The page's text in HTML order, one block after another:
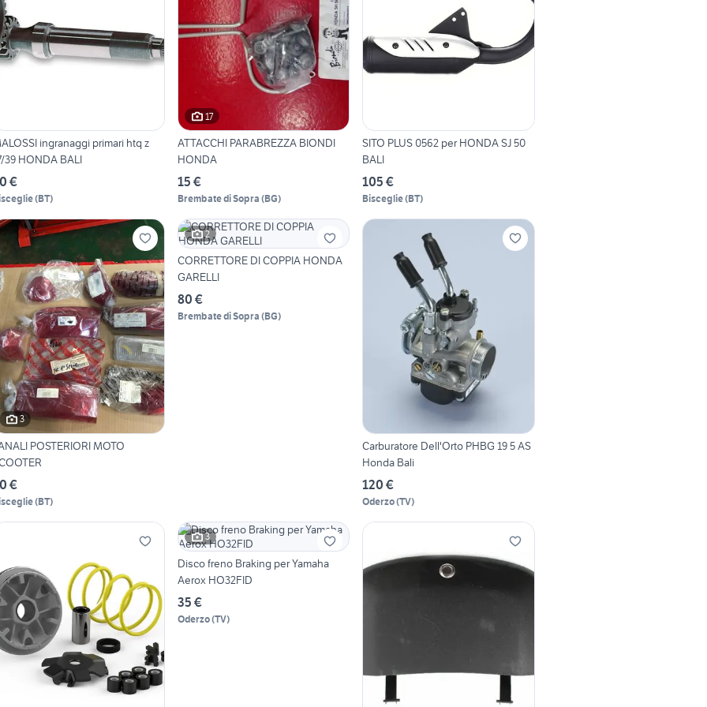
ingranaggi primari htq z
39 HONDA BALI
€
(BT)
17
ATTACCHI PARABREZZA BIONDI
HONDA
15 €
Brembate di Sopra (BG)
SITO PLUS 0562 per HONDA SJ 50
BALI
105 €
Bisceglie(BT)
3
POSTERIORI MOTO
€
(BT)
2
CORRETTORE DI COPPIA HONDA
GARELLI
80 €
Brembate di Sopra (BG)
Carburatore Dell'Orto PHBG 19 5 AS
Honda Bali
120 €
Oderzo(TV)
3
Disco freno Braking per Yamaha
Aerox HO32FID
35 €
Oderzo(TV)